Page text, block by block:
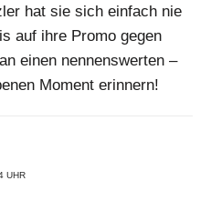
hat sie sich einfach nie
auf ihre Promo gegen
einen nennenswerten –
Moment erinnern!
UHR